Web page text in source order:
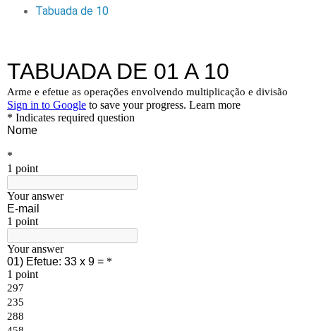
Tabuada de 10